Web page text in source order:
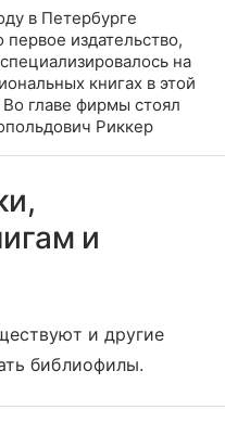
в Петербурге
первое издательство,
на
книгах в этой
Во главе фирмы стоял
Риккер
и
и другие
библиофилы.